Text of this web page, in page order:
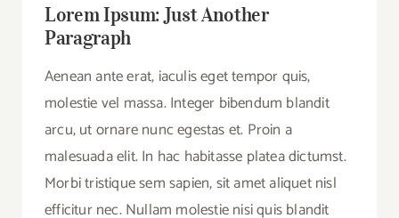
Lorem Ipsum: Just Another
Paragraph
Aenean ante erat, iaculis eget tempor quis,
molestie vel massa. Integer bibendum blandit
arcu, ut ornare nunc egestas et. Proin a
malesuada elit. In hac habitasse platea dictumst.
Morbi tristique sem sapien, sit amet aliquet nisl
efficitur nec. Nullam molestie nisi quis blandit